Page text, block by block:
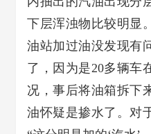
下层浑浊物比较明显
油站加过油没发现有
了，因为是20多辆车
况，事后将油箱拆下
油怀疑是掺水了。对